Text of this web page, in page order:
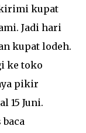
kupat
Jadi hari
kupat lodeh.
ke toko
pikir
15 Juni.